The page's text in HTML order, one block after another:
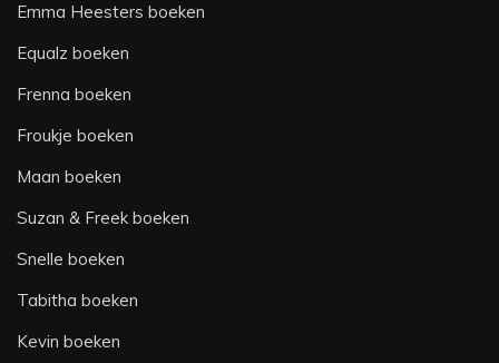
Emma Heesters boeken
Equalz boeken
Frenna boeken
Froukje boeken
Maan boeken
Suzan & Freek boeken
Snelle boeken
Tabitha boeken
Kevin boeken